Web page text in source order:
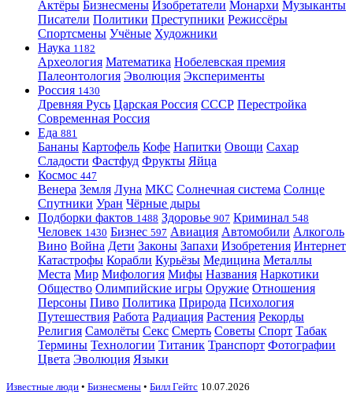
Актёры Бизнесмены Изобретатели Монархи Музыканты
Писатели Политики Преступники Режиссёры
Спортсмены Учёные Художники
Наука 1182
Археология Математика Нобелевская премия
Палеонтология Эволюция Эксперименты
Россия 1430
Древняя Русь Царская Россия СССР Перестройка
Современная Россия
Еда 881
Бананы Картофель Кофе Напитки Овощи Сахар
Сладости Фастфуд Фрукты Яйца
Космос 447
Венера Земля Луна МКС Солнечная система Солнце
Спутники Уран Чёрные дыры
Подборки фактов 1488 Здоровье 907 Криминал 548
Человек 1430 Бизнес 597 Авиация Автомобили Алкоголь
Вино Война Дети Законы Запахи Изобретения Интернет
Катастрофы Корабли Курьёзы Медицина Металлы
Места Мир Мифология Мифы Названия Наркотики
Общество Олимпийские игры Оружие Отношения
Персоны Пиво Политика Природа Психология
Путешествия Работа Радиация Растения Рекорды
Религия Самолёты Секс Смерть Советы Спорт Табак
Термины Технологии Титаник Транспорт Фотографии
Цвета Эволюция Языки
Известные люди • Бизнесмены • Билл Гейтс 10.07.2026